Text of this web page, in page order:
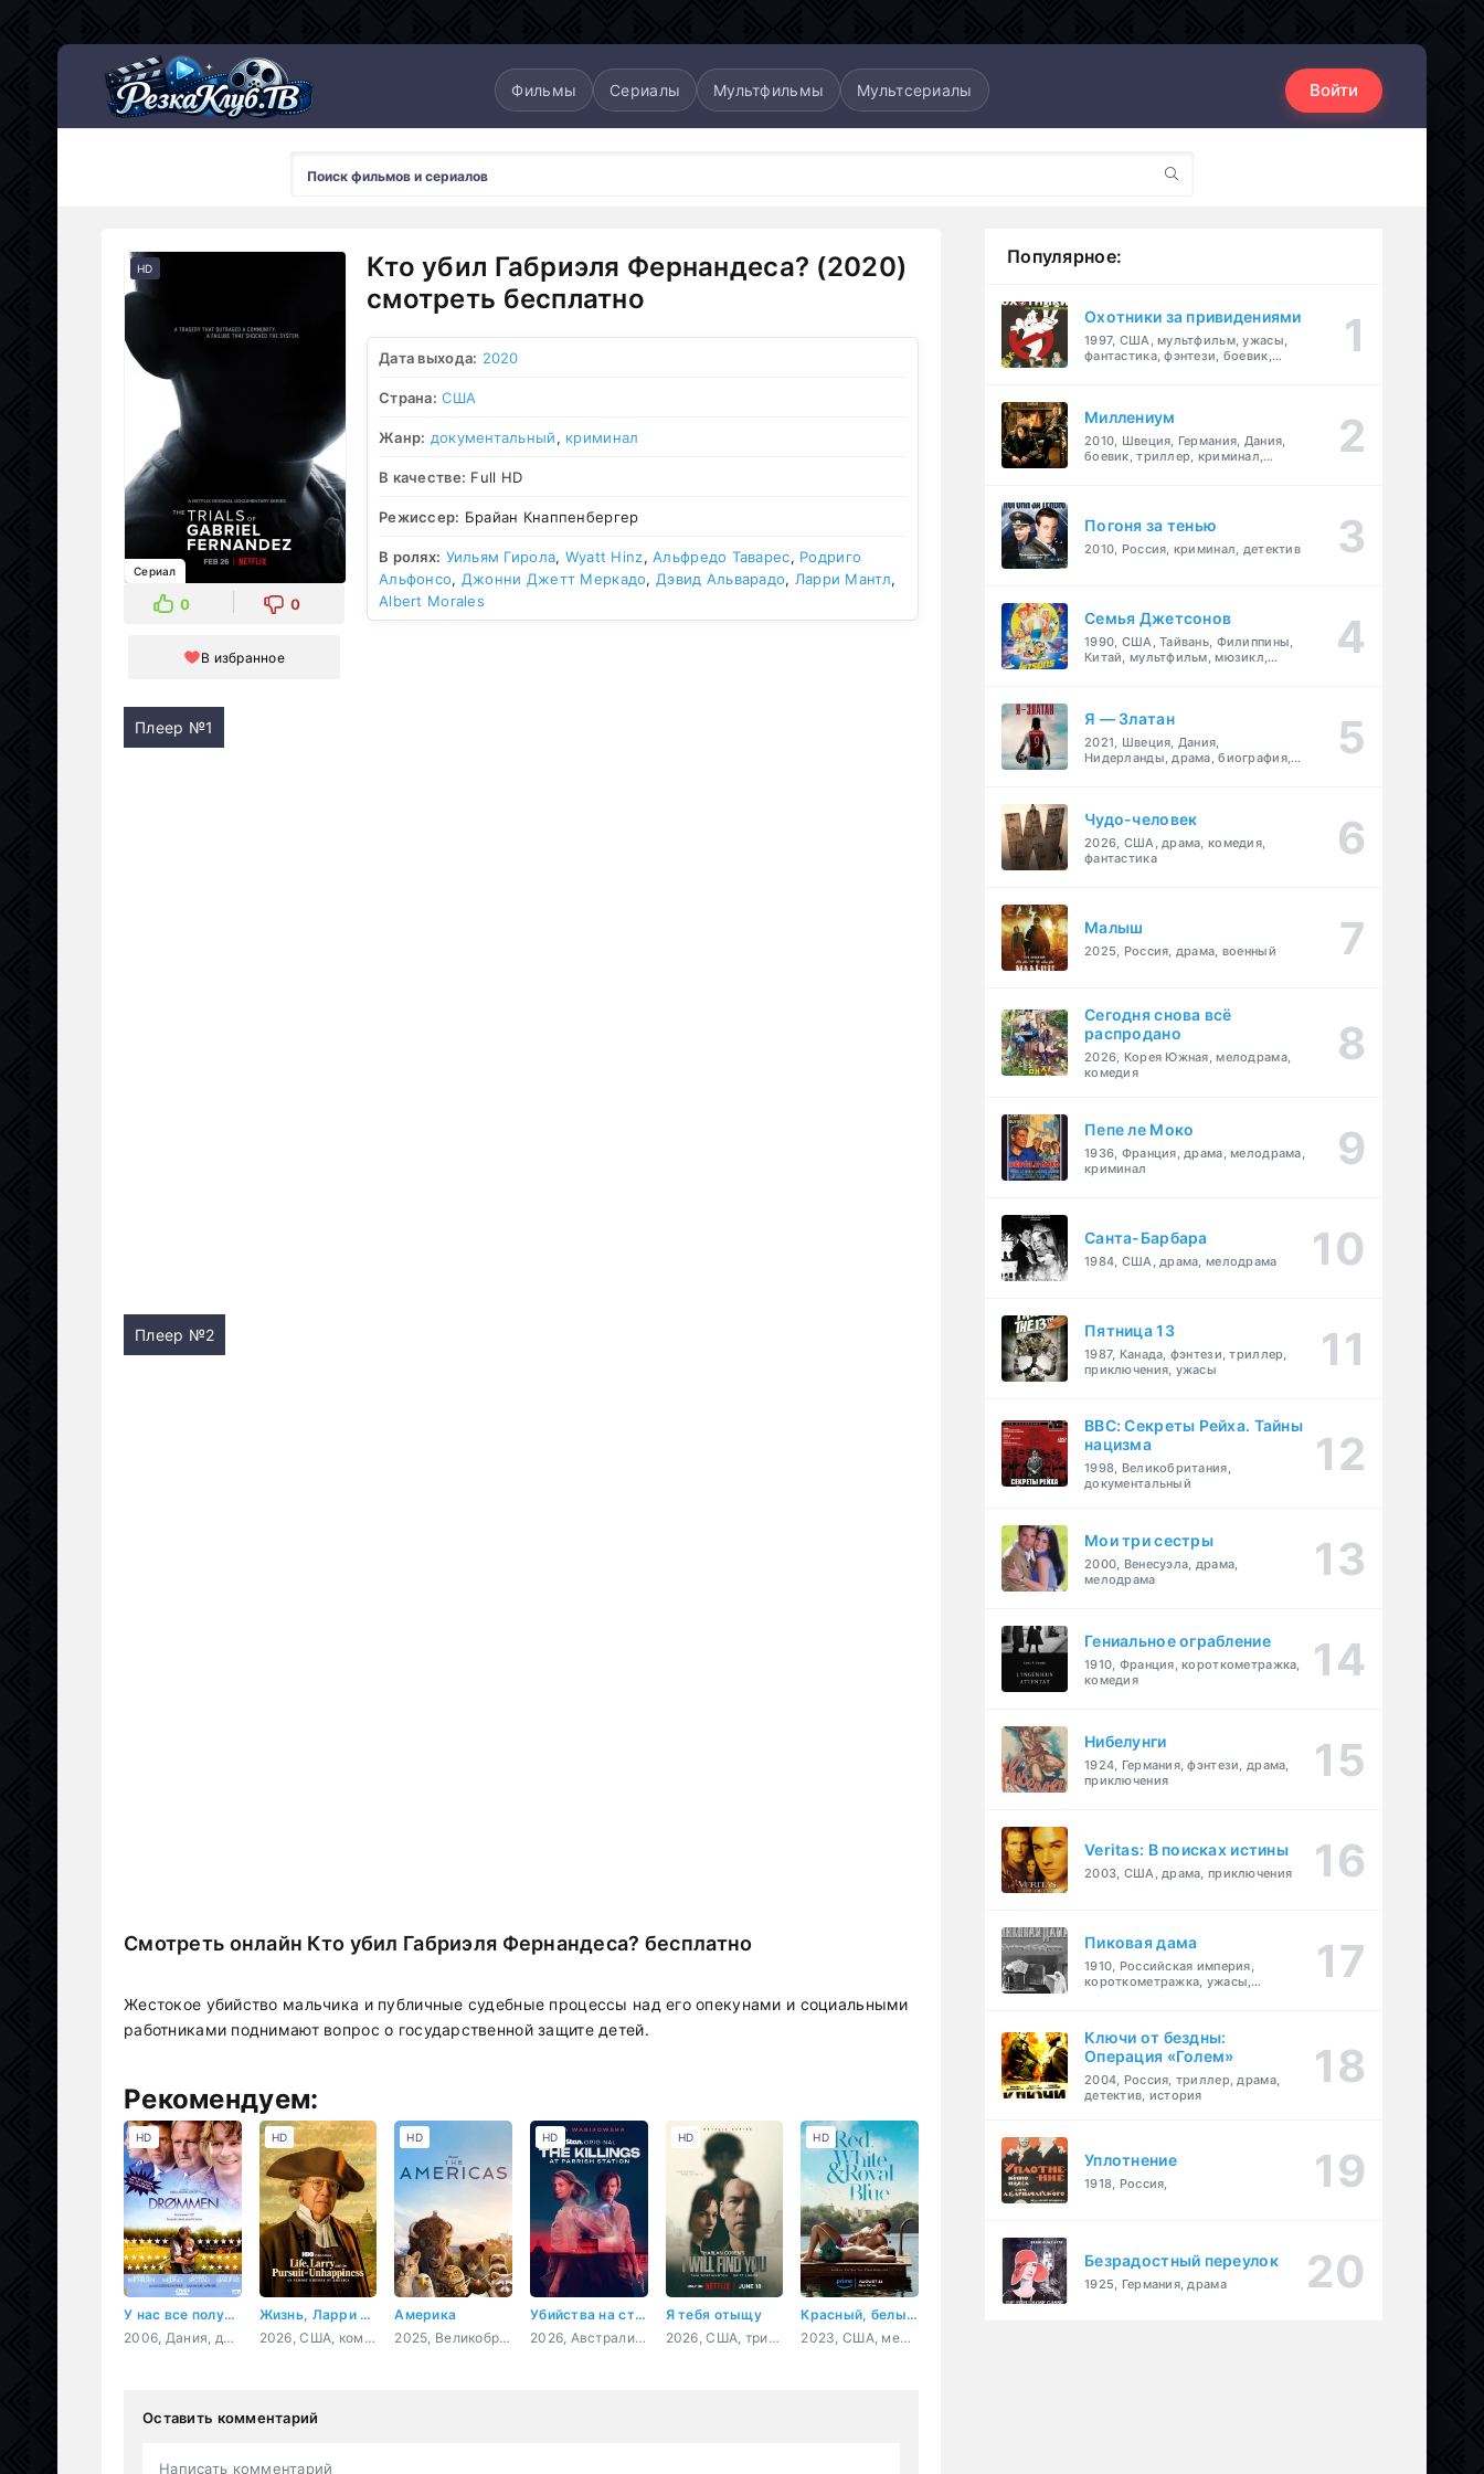
Фильмы Сериалы Мультфильмы Мультсериалы Войти
HD
Сериал
0 0
В избранное
Кто убил Габриэля Фернандеса? (2020)
смотреть бесплатно
Дата выхода: 2020
Страна: США
Жанр: документальный, криминал
В качестве: Full HD
Режиссер: Брайан Кнаппенбергер
В ролях: Уильям Гирола, Wyatt Hinz,Альфредо Таварес, Родриго
Альфонсо, Джонни Джетт Меркадо, Дэвид Альварадо, Ларри Мантл,
Albert Morales
Плеер №1
Плеер №2
Смотреть онлайн Кто убил Габриэля Фернандеса? бесплатно
Жестокое убийство мальчика и публичные судебные процессы над его опекунами и социальными
работниками поднимают вопрос о государственной защите детей.
Рекомендуем:
У нас все получится
2006, Дания, драма, семейный
HD
Жизнь, Ларри и стремление к несчастью: Почти история Америки
2026, США, комедия, история
HD
Америка
2025, Великобритания, документальный
HD
Убийства на станции Пэрриш
2026, Австралия, драма, детектив
HD
Я тебя отыщу
2026, США, триллер, драма, криминал, детектив
HD
Красный, белый и королевский синий
2023, США, мелодрама, комедия
HD
Оставить комментарий
Написать комментарий
Популярное:
Охотники за привидениями
1997, США, мультфильм, ужасы,
фантастика, фэнтези, боевик,
Миллениум
2010, Швеция, Германия, Дания,
боевик, триллер, криминал,
Погоня за тенью
2010, Россия, криминал, детектив
Семья Джетсонов
1990, США, Тайвань, Филиппины,
Китай, мультфильм, мюзикл,
Я — Златан
2021, Швеция, Дания,
Нидерланды, драма, биография,
Чудо-человек
2026, США, драма, комедия,
фантастика
Малыш
2025, Россия, драма, военный
Сегодня снова всё
распродано
2026, Корея Южная, мелодрама,
комедия
Пепе ле Моко
1936, Франция, драма, мелодрама,
криминал
Санта-Барбара
1984, США, драма, мелодрама
Пятница 13
1987, Канада, фэнтези, триллер,
приключения, ужасы
BBC: Секреты Рейха. Тайны
нацизма
1998, Великобритания,
документальный
Мои три сестры
2000, Венесуэла, драма,
мелодрама
Гениальное ограбление
1910, Франция, короткометражка,
комедия
Нибелунги
1924, Германия, фэнтези, драма,
приключения
Veritas: В поисках истины
2003, США, драма, приключения
Пиковая дама
1910, Российская империя,
короткометражка, ужасы,
Ключи от бездны:
Операция «Голем»
2004, Россия, триллер, драма,
детектив, история
Уплотнение
1918, Россия,
Безрадостный переулок
1925, Германия, драма
Мультсериалы